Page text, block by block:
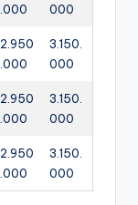
.000
000
2.950
.000
3.150.
000
2.950
.000
3.150.
000
2.950
.000
3.150.
000